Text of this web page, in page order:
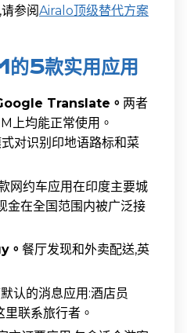
参阅Airalo顶级替代方案
5款实用应用
Translate。 两者
上均能正常使用。
对识别印地语路标和菜
网约车应用在印度主要城
金在全国范围内被广泛接
。 餐厅发现和外卖配送,英
认的消息应用:酒店员
联系旅行者。